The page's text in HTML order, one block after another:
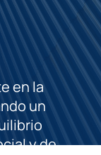
en la
un
y de